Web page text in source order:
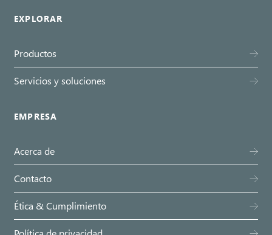
EXPLORAR
Productos
Servicios y soluciones
EMPRESA
Acerca de
Contacto
Ética & Cumplimiento